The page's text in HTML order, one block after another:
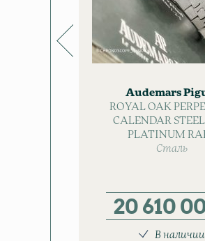
Audemars
ROYAL OAK
CALENDAR
PLATINUM
Сталь
20 610
В наличии